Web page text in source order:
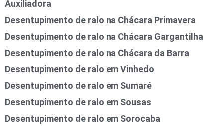
Auxiliadora
Desentupimento de ralo na Chácara Primavera
Desentupimento de ralo na Chácara Gargantilha
Desentupimento de ralo na Chácara da Barra
Desentupimento de ralo em Vinhedo
Desentupimento de ralo em Sumaré
Desentupimento de ralo em Sousas
Desentupimento de ralo em Sorocaba